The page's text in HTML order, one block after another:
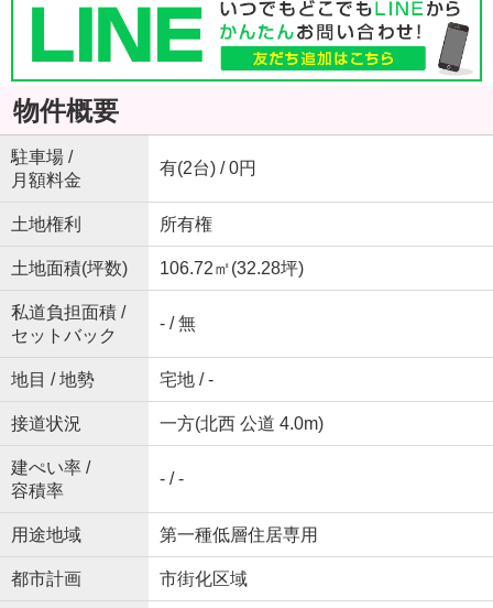
物件概要
駐車場 /
月額料金
有(2台) / 0円
土地権利 所有権
土地面積(坪数) 106.72㎡(32.28坪)
私道負担面積 /
セットバック
- / 無
地目 / 地勢 宅地 / -
接道状況 一方(北西 公道 4.0m)
建ぺい率 /
容積率
- / -
用途地域 第一種低層住居専用
都市計画 市街化区域